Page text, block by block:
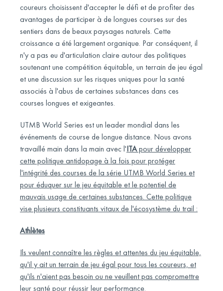
coureurs choisissent d'accepter le défi et de profiter des
avantages de participer à de longues courses sur des
sentiers dans de beaux paysages naturels. Cette
croissance a été largement organique. Par conséquent, il
n'y a pas eu d'articulation claire autour des politiques
soutenant une compétition équitable, un terrain de jeu égal
et une discussion sur les risques uniques pour la santé
associés à l'abus de certaines substances dans ces
courses longues et exigeantes.
UTMB World Series est un leader mondial dans les
événements de course de longue distance. Nous avons
travaillé main dans la main avec l'ITApour développer
cette politique antidopage à la fois pour protéger
l'intégrité des courses de la série UTMB World Series et
pour éduquer sur le jeu équitable et le potentiel de
mauvais usage de certaines substances. Cette politique
vise plusieurs constituants vitaux de l'écosystème du trail :
Athlètes
Ils veulent connaître les règles et attentes du jeu équitable,
qu'il y ait un terrain de jeu égal pour tous les coureurs, et
qu'ils n'aient pas besoin ou ne veuillent pas compromettre
leur santé pour réussir leur performance.